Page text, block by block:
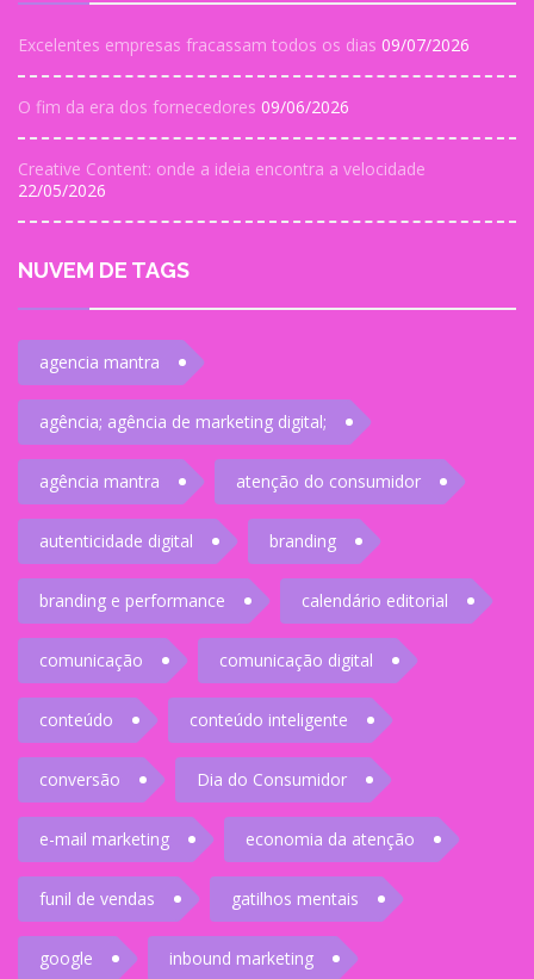
Excelentes empresas fracassam todos os dias 09/07/2026
O fim da era dos fornecedores 09/06/2026
Creative Content: onde a ideia encontra a velocidade
22/05/2026
NUVEM DE TAGS
agencia mantra
agência; agência de marketing digital;
agência mantra atenção do consumidor
autenticidade digital branding
branding e performance calendário editorial
comunicação comunicação digital
conteúdo conteúdo inteligente
conversão Dia do Consumidor
e-mail marketing economia da atenção
funil de vendas gatilhos mentais
google inbound marketing